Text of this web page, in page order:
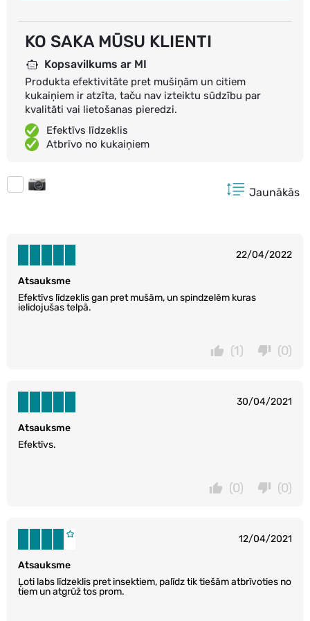
KO SAKA MŪSU KLIENTI
Kopsavilkums ar MI
Produkta efektivitāte pret mušiņām un citiem
kukaiņiem ir atzīta, taču nav izteiktu sūdzību par
kvalitāti vai lietošanas pieredzi.
Efektīvs līdzeklis
Atbrīvo no kukaiņiem
Jaunākās
22/04/2022
Atsauksme
Efektīvs līdzeklis gan pret mušām, un spindzelēm kuras
ielidojušas telpā.
(0)
(1)
30/04/2021
Atsauksme
Efektīvs.
(0)
(0)
12/04/2021
Atsauksme
Ļoti labs līdzeklis pret insektiem, palīdz tik tiešām atbrīvoties no
tiem un atgrūž tos prom.